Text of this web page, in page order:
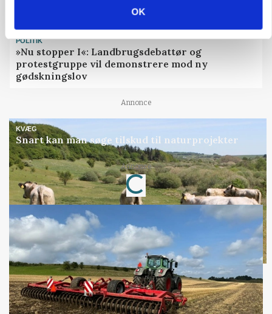
OK
POLITIK
»Nu stopper I«: Landbrugsdebattør og
protestgruppe vil demonstrere mod ny
gødskningslov
Annonce
KVÆG
Snart kan man søge tilskud til naturprojekter
Annonce
Loading...